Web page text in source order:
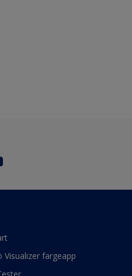
Visualizer fargeapp